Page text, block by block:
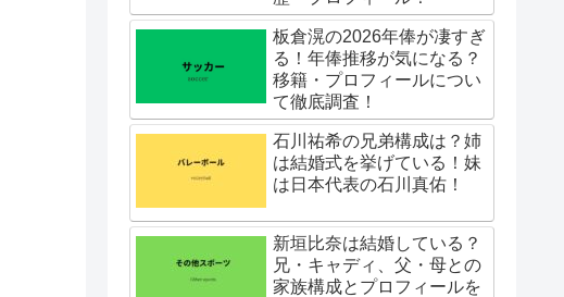
板倉滉の2026年俸が凄すぎ
る！年俸推移が気になる？
移籍・プロフィールについ
て徹底調査！
石川祐希の兄弟構成は？姉
は結婚式を挙げている！妹
は日本代表の石川真佑！
新垣比奈は結婚している？
兄・キャディ、父・母との
家族構成とプロフィールを